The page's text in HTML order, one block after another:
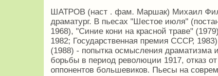
ШАТРОВ (наст . фам. Маршак) Михаил
драматург. В пьесах "Шестое июля"
1968), "Синие кони на красной траве"
1982; Государственная премия СССР,
(1988) - попытка осмысления драматизма
борьбы в период революции 1917, отказ
оппонентов большевиков. Пьесы на